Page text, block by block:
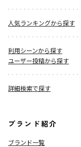
人気ランキングから探す
利用シーンから探す
ユーザー投稿から探す
詳細検索で探す
ブランド紹介
ブランド一覧